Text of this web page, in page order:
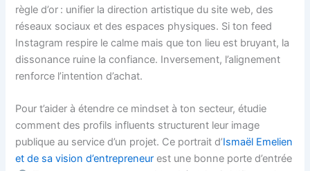
règle d’or : unifier la direction artistique du site web, des
réseaux sociaux et des espaces physiques. Si ton feed
Instagram respire le calme mais que ton lieu est bruyant, la
dissonance ruine la confiance. Inversement, l’alignement
renforce l’intention d’achat.
Pour t’aider à étendre ce mindset à ton secteur, étudie
comment des profils influents structurent leur image
publique au service d’un projet. Ce portrait d’Ismaël Emelien
et de sa vision d’entrepreneur est une bonne porte d’entrée